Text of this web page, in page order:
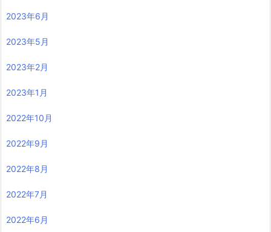
2023年6月
2023年5月
2023年2月
2023年1月
2022年10月
2022年9月
2022年8月
2022年7月
2022年6月